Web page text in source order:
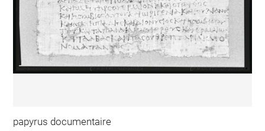
papyrus documentaire